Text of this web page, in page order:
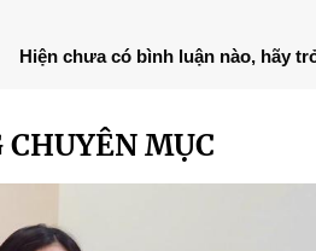
Hiện chưa có bình luận nào, hãy
MỤC